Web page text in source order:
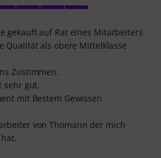
gekauft auf Rat eines Mitarbeiters
Qualität als obere Mittelklasse
Zustimmen.
sehr gut.
mit Bestem Gewissen
von Thomann der mich